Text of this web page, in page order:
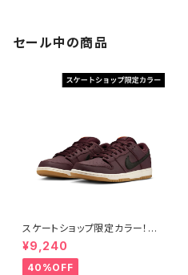
セール中の商品
スケートショップ限定カラー！NI
KE SB DUNK LOW PRO ISO
BURGUNDY CRUSH
¥9,240
40%OFF